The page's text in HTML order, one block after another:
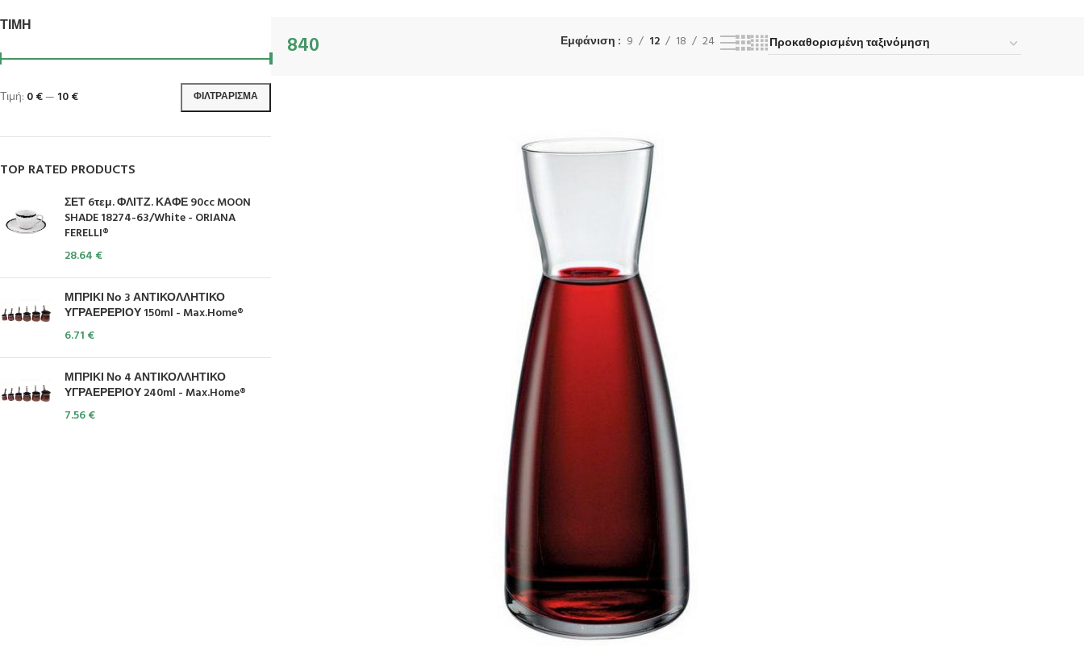
ΤΙΜΉ
ΦΙΛΤΡΆΡΙΣΜΑ
Τιμή: 0 €— 10 €
TOP RATED PRODUCTS
ΣΕΤ 6τεμ. ΦΛΙΤΖ. ΚΑΦΕ 90cc MOON
SHADE 18274-63/White - ORIANA
FERELLI®
28.64 €
ΜΠΡΙΚΙ Νο 3 ΑΝΤΙΚΟΛΛΗΤΙΚΟ
ΥΓΡΑΕΡΕΡΙΟΥ 150ml - Max.Home®
6.71 €
ΜΠΡΙΚΙ Νο 4 ΑΝΤΙΚΟΛΛΗΤΙΚΟ
ΥΓΡΑΕΡΕΡΙΟΥ 240ml - Max.Home®
7.56€
840 Εμφάνιση 9 12 18 24